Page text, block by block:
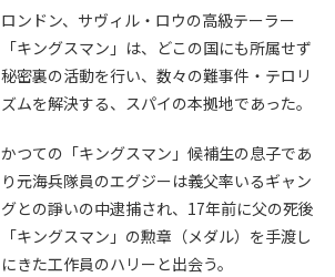
ロンドン、サヴィル・ロウの高級テーラー
「キングスマン」は、どこの国にも所属せず
秘密裏の活動を行い、数々の難事件・テロリ
ズムを解決する、スパイの本拠地であった。
かつての「キングスマン」候補生の息子であ
り元海兵隊員のエグジーは義父率いるギャン
グとの諍いの中逮捕され、17年前に父の死後
「キングスマン」の勲章（メダル）を手渡し
にきた工作員のハリーと出会う。